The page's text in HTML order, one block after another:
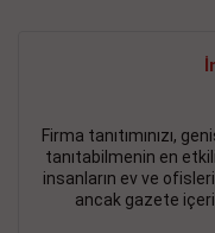
Firma tanıtımınızı,
tanıtabilmenin en
insanların ev ve
ancak gazete
DEVREMÜLK
SİNYE Tekstile
elemanı alınacaktır.